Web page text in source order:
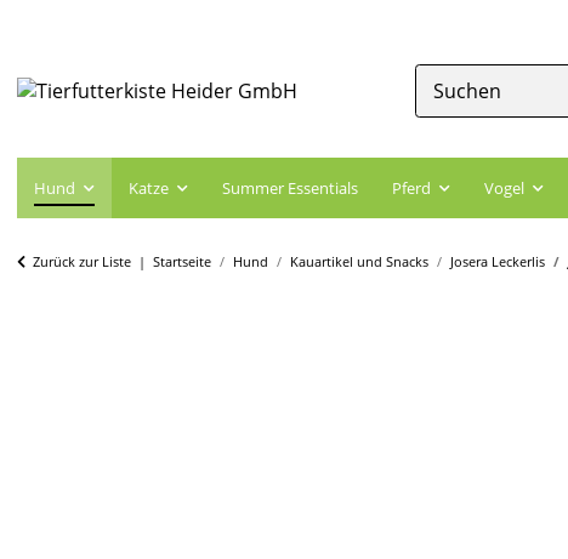
Hund Katze Summer Essentials Pferd Vogel
Zurück zur Liste Startseite Hund Kauartikel und Snacks Josera Leckerlis